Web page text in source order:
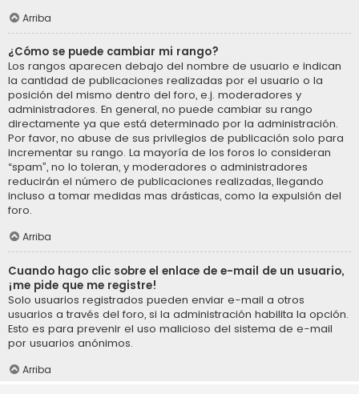
Arriba
¿Cómo se puede cambiar mi rango?
Los rangos aparecen debajo del nombre de usuario e indican
la cantidad de publicaciones realizadas por el usuario o la
posición del mismo dentro del foro, e.j. moderadores y
administradores. En general, no puede cambiar su rango
directamente ya que está determinado por la administración.
Por favor, no abuse de sus privilegios de publicación solo para
incrementar su rango. La mayoría de los foros lo consideran
“spam”, no lo toleran, y moderadores o administradores
reducirán el número de publicaciones realizadas, llegando
incluso a tomar medidas mas drásticas, como la expulsión del
foro.
Arriba
Cuando hago clic sobre el enlace de e-mail de un usuario,
¡me pide que me registre!
Solo usuarios registrados pueden enviar e-mail a otros
usuarios a través del foro, si la administración habilita la opción.
Esto es para prevenir el uso malicioso del sistema de e-mail
por usuarios anónimos.
Arriba